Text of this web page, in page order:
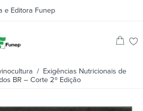
e Editora Funep
/ Exigências Nutricionais de
BR – Corte 2º Edição